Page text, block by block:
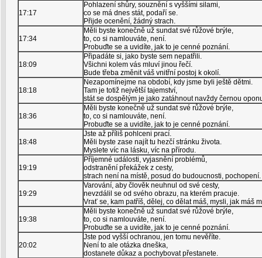
17:17
Pohlazení shůry, souznění s vyššími silami,
co se má dnes stát, podaří se.
Přijde ocenění, žádný strach.
17:34
Měli byste konečně už sundat své růžové brýle,
to, co si namlouváte, není.
Probuďte se a uvidíte, jak to je cenné poznání.
18:09
Připadáte si, jako byste sem nepatřili.
Všichni kolem vás mluví jinou řečí.
Bude třeba změnit váš vnitřní postoj k okolí.
18:18
Nezapomínejme na období, kdy jsme byli ještě dětmi.
Tam je totiž největší tajemství,
stát se dospělým je jako zatáhnout navždy černou
18:36
Měli byste konečně už sundat své růžové brýle,
to, co si namlouváte, není.
Probuďte se a uvidíte, jak to je cenné poznání.
18:48
Jste až příliš pohlceni prací.
Měli byste zase najít tu hezčí stránku života.
Myslete víc na lásku, víc na přírodu.
19:19
Příjemné události, vyjasnění problémů,
odstranění překážek z cesty,
strach není na místě, posud do budoucnosti, pochopení.
19:29
Varování, aby člověk neuhnul od své cesty,
nevzdálil se od svého obrazu, na kterém pracuje.
Vrať se, kam patříš, dělej, co dělat máš, mysli, jak máš
19:38
Měli byste konečně už sundat své růžové brýle,
to, co si namlouváte, není.
Probuďte se a uvidíte, jak to je cenné poznání.
20:02
Jste pod vyšší ochranou, jen tomu nevěříte.
Není to ale otázka dneška,
dostanete důkaz a pochybovat přestanete.